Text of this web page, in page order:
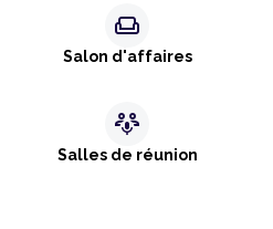
weekend
Salon d'affaires
adaptive_audio_mic
Salles de réunion